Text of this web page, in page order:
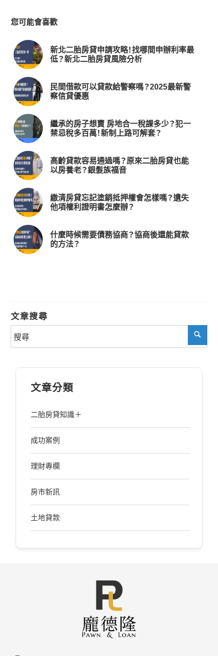
您可能會喜歡
新北二胎房貸申請攻略！找哪間申辦利率最
低？新北二胎房貸風險分析
民間借款可以貸款給警察嗎？2025最新警
察信貸優惠
繼承的房子想賣 房地合一稅課多少？犯一
禁忌稅多百萬！新制上路可解套？
高齡貸款容易通過嗎？原來二胎房貸也能
以房養老？銀髮族福音
繳清房貸忘記塗銷抵押權會怎樣嗎？遺失
他項權利證明書怎麼辦？
什麼時候需要債務協商？協商後還能貸款
的方法？
文章搜尋
文章分類
二胎房貸知識＋
成功案例
理財專欄
房市新訊
土地貸款